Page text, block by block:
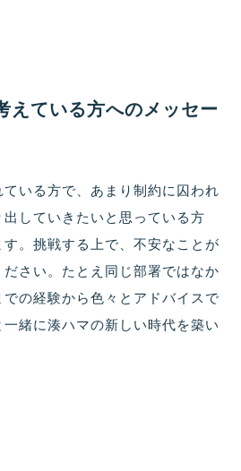
えている方へのメッセー
いる方で、あまり制約に囚われ
していきたいと思っている方
。挑戦する上で、不安なことが
さい。たとえ同じ部署ではなか
の経験から色々とアドバイスで
緒に湊ハマの新しい時代を築い